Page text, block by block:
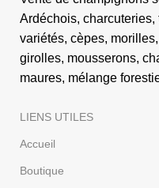
Ardéchois,
variétés, cèpes,
girolles, mousserons,
maures, mélange
LIENS UTILES
Accueil
Boutique